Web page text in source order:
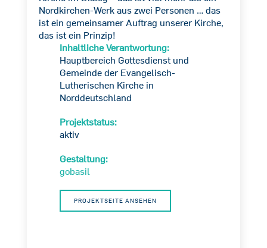
Nordkirchen-Werk aus zwei Personen … das
ist ein gemeinsamer Auftrag unserer Kirche,
das ist ein Prinzip!
Inhaltliche Verantwortung:
Hauptbereich Gottesdienst und
Gemeinde der Evangelisch-
Lutherischen Kirche in
Norddeutschland
Projektstatus:
aktiv
Gestaltung:
gobasil
PROJEKTSEITE ANSEHEN